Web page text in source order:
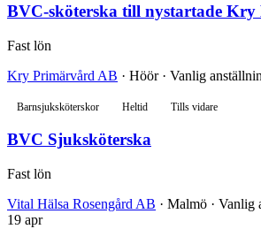
BVC-sköterska till nystartade
Fast lön
Kry Primärvård AB · Höör · Vanlig
Barnsjuksköterskor Heltid Tills vidare
BVC Sjuksköterska
Fast lön
Vital Hälsa Rosengård AB · Malmö · Vanlig
19 apr